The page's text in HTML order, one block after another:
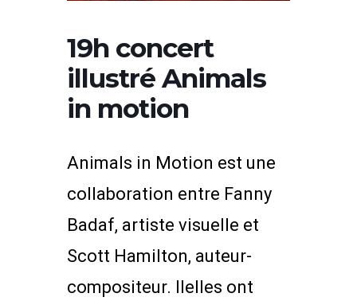
19h concert
illustré Animals
in motion
Animals in Motion est une
collaboration entre Fanny
Badaf, artiste visuelle et
Scott Hamilton, auteur-
compositeur. Ilelles ont